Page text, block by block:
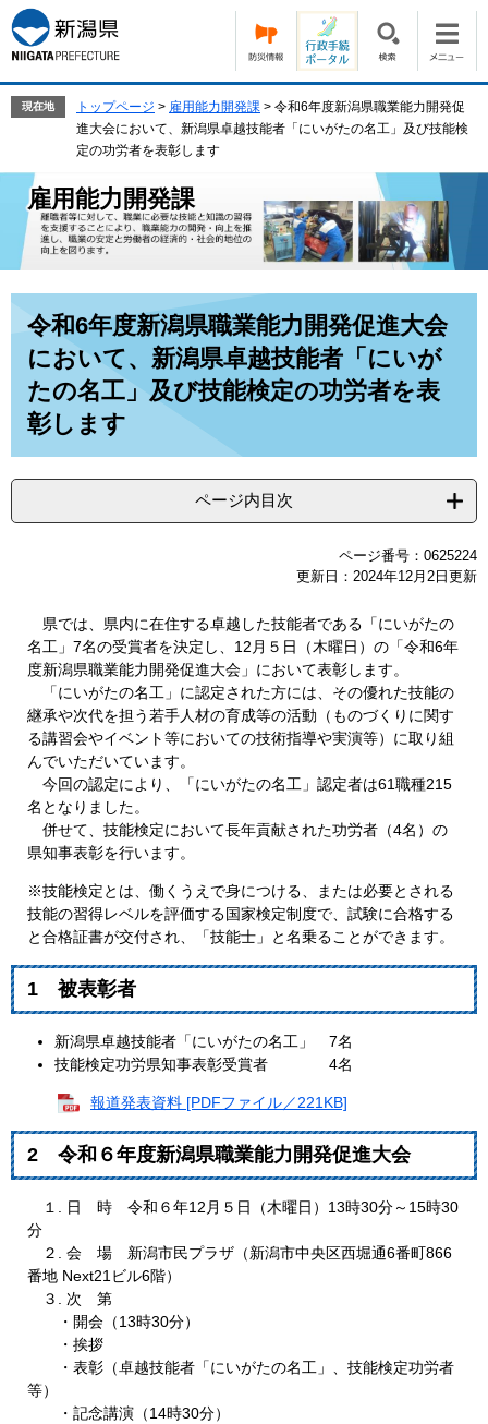
ー
ジ
の
す。
ニ
ュ
ー
し
現在地 トップページ > 雇用能力開発課 > 令和6年度新潟県職業能力開発促
進大会において、新潟県卓越技能者「にいがたの名工」及び技能検
定の功労者を表彰します
雇用能力開発課
令和6年度新潟県職業能力開発促進大会
において、新潟県卓越技能者「にいが
たの名工」及び技能検定の功労者を表
彰します
ページ内目次
ページ番号：0625224
更新日：2024年12月2日更新
県では、県内に在住する卓越した技能者である「にいがたの
名工」7名の受賞者を決定し、12月５日（木曜日）の「令和6年
度新潟県職業能力開発促進大会」において表彰します。
「にいがたの名工」に認定された方には、その優れた技能の
継承や次代を担う若手人材の育成等の活動（ものづくりに関す
る講習会やイベント等においての技術指導や実演等）に取り組
んでいただいています。
今回の認定により、「にいがたの名工」認定者は61職種215
名となりました。
併せて、技能検定において長年貢献された功労者（4名）の
県知事表彰を行います。
※技能検定とは、働くうえで身につける、または必要とされる
技能の習得レベルを評価する国家検定制度で、試験に合格する
と合格証書が交付され、「技能士」と名乗ることができます。
1 被表彰者
新潟県卓越技能者「にいがたの名工」 7名
技能検定功労県知事表彰受賞者 4名
報道発表資料 [PDFファイル／221KB]
2 令和６年度新潟県職業能力開発促進大会
１. 日 時 令和６年12月５日（木曜日）13時30分～15時30
分
２. 会 場 新潟市民プラザ（新潟市中央区西堀通6番町866
番地 Next21ビル6階）
３. 次 第
・開会（13時30分）
・挨拶
・表彰（卓越技能者「にいがたの名工」、技能検定功労者
等）
・記念講演（14時30分）